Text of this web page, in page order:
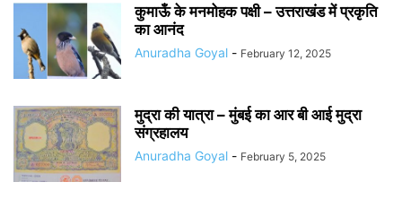
कुमाऊँ के मनमोहक पक्षी – उत्तराखंड में प्रकृति
का आनंद
Anuradha Goyal - February 12, 2025
मुद्रा की यात्रा – मुंबई का आर बी आई मुद्रा
संग्रहालय
Anuradha Goyal - February 5, 2025